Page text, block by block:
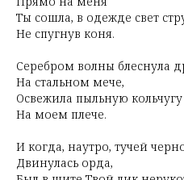
Ты сошла, в одежде свет
Не спугнув коня.
Серебром волны блеснула
На стальном мече,
Освежила пыльную кольчугу
На моем плече.
И когда, наутро, тучей
Двинулась орда,